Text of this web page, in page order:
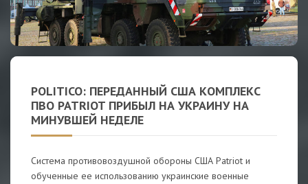
POLITICO: ПЕРЕДАННЫЙ США КОМПЛЕКС
ПВО PATRIOT ПРИБЫЛ НА УКРАИНУ НА
МИНУВШЕЙ НЕДЕЛЕ
Система противовоздушной обороны США Patriot и
обученные ее использованию украинские военные